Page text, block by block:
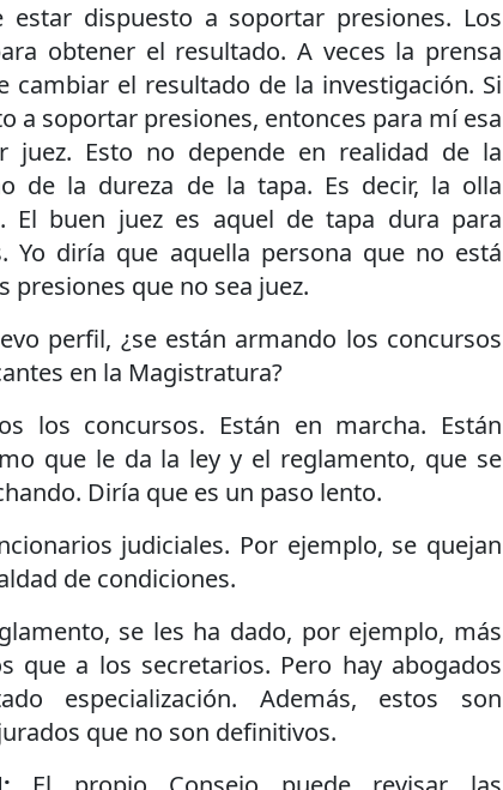
estar dispuesto a soportar presiones. Los
obtener el resultado. A veces la prensa
cambiar el resultado de la investigación. Si
a soportar presiones, entonces para mí esa
juez. Esto no depende en realidad de la
de la dureza de la tapa. Es decir, la olla
El buen juez es aquel de tapa dura para
Yo diría que aquella persona que no está
presiones que no sea juez.
perfil, ¿se están armando los concursos
en la Magistratura?
los concursos. Están en marcha. Están
que le da la ley y el reglamento, que se
Diría que es un paso lento.
judiciales. Por ejemplo, se quejan
de condiciones.
se les ha dado, por ejemplo, más
que a los secretarios. Pero hay abogados
especialización. Además, estos son
que no son definitivos.